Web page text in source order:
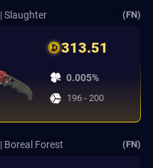
| Slaughter (FN)
313.51
0.005%
196 - 200
| Boreal Forest (FN)